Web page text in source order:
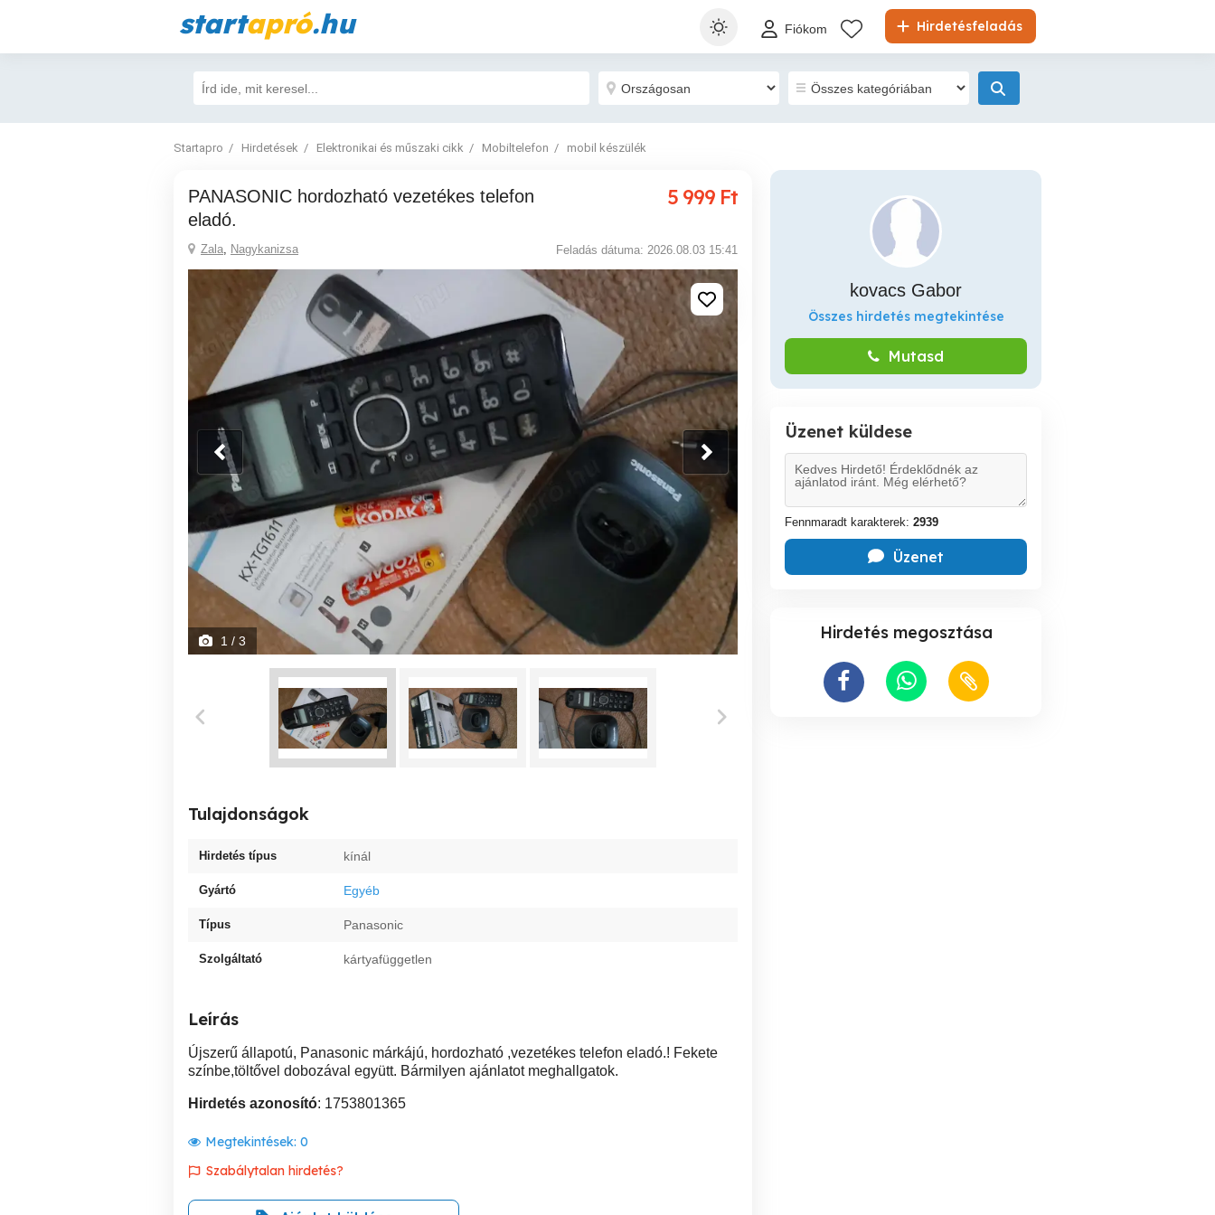
startapró.hu Hirdetésfeladás
Fiókom
Startapro Hirdetések Elektronikai és műszaki cikk Mobiltelefon mobil készülék
PANASONIC hordozható vezetékes telefon
eladó.
5 999 Ft
Zala, Nagykanizsa Feladás dátuma: 2026.08.03 15:41
1 / 3
Tulajdonságok
Hirdetés típus kínál
Gyártó Egyéb
Típus Panasonic
Szolgáltató kártyafüggetlen
Leírás
Újszerű állapotú, Panasonic márkájú, hordozható ,vezetékes telefon eladó.! Fekete
színbe,töltővel dobozával együtt. Bármilyen ajánlatot meghallgatok.
Hirdetés azonosító: 1753801365
Megtekintések: 0
Szabálytalan hirdetés?
kovacs Gabor
Összes hirdetés megtekintése
Mutasd
Üzenet küldese
Fennmaradt karakterek: 2939
Üzenet
Hirdetés megosztása